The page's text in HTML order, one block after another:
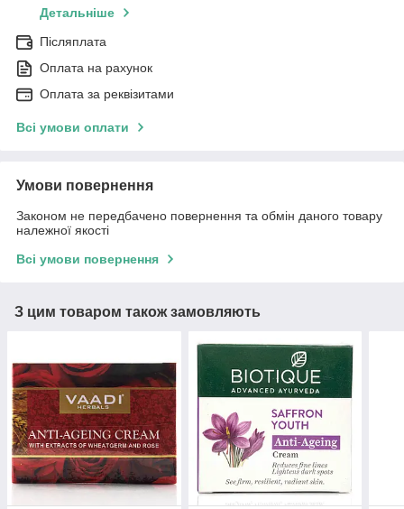
Детальніше
Післяплата
Оплата на рахунок
Оплата за реквізитами
Всі умови оплати
Умови повернення
Законом не передбачено повернення та обмін даного товару
належної якості
Всі умови повернення
З цим товаром також замовляють